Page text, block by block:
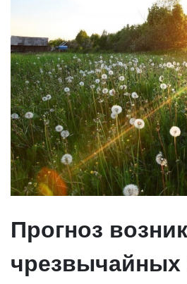
Прогноз
чрезвычайных